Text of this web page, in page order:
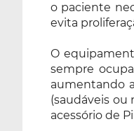
praticado por todas
tipos de indivíduos
utilização do
diferentes portes
acessório de Pilates
treinamentos diários,
escolha ideal.
o paciente
evita
O
sempre
aumentando
(saudáveis ou
acessório de